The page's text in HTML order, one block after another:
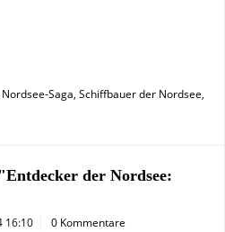
Saga, Schiffbauer der Nordsee,
der Nordsee:
16:10 0 Kommentare